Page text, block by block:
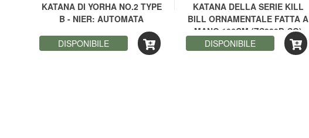
KATANA DI YORHA NO.2 TYPE
B - NIER: AUTOMATA
DISPONIBILE
KATANA DELLA SERIE KILL
BILL ORNAMENTALE FATTA A
MANO 106CM (ZS320D-SG)
DISPONIBILE